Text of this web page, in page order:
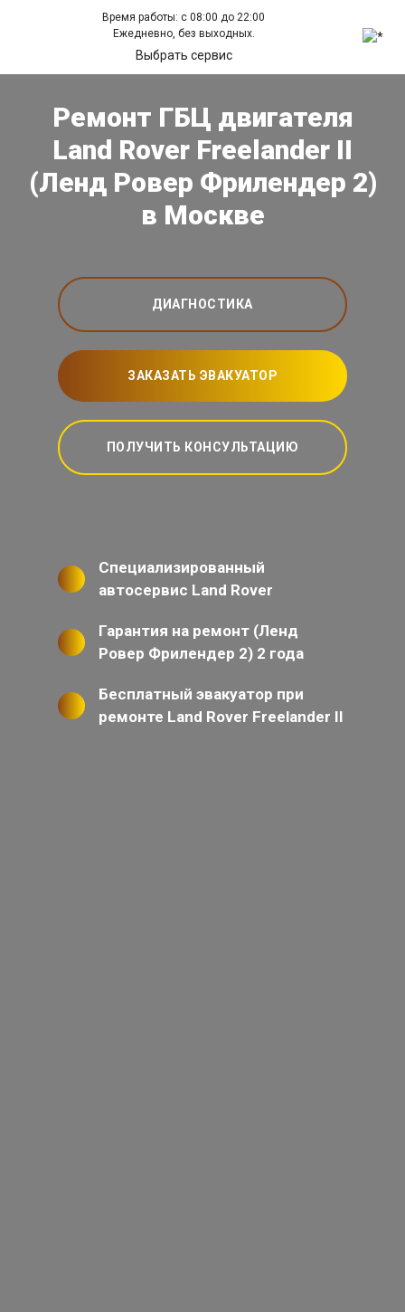
Время работы: с 08:00 до 22:00
Ежедневно, без выходных.
Выбрать сервис
Ремонт ГБЦ двигателя
Land Rover Freelander II
(Ленд Ровер Фрилендер 2)
в Москве
ДИАГНОСТИКА
ЗАКАЗАТЬ ЭВАКУАТОР
ПОЛУЧИТЬ КОНСУЛЬТАЦИЮ
Специализированный
автосервис Land Rover
Гарантия на ремонт (Ленд
Ровер Фрилендер 2) 2 года
Бесплатный эвакуатор при
ремонте Land Rover Freelander II